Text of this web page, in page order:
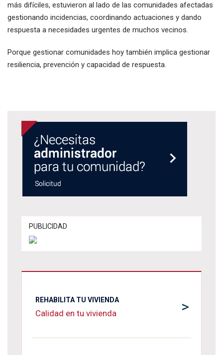
más difíciles, estuvieron al lado de las comunidades afectadas
gestionando incidencias, coordinando actuaciones y dando
respuesta a necesidades urgentes de muchos vecinos.
Porque gestionar comunidades hoy también implica gestionar
resiliencia, prevención y capacidad de respuesta.
PUBLICIDAD
>
REHABILITA TU VIVIENDA
Calidad en tu vivienda